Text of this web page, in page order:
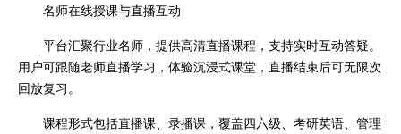
名师在线授课与直播互动
平台汇聚行业名师，提供高清直播课程，支持实时互动答疑。
用户可跟随老师直播学习，体验沉浸式课堂，直播结束后可无限次
回放复习。
课程形式包括直播课、录播课，覆盖四六级、考研英语、管理